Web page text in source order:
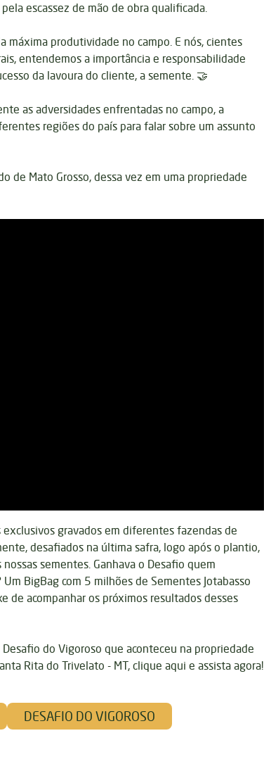
escassez de mão de obra qualificada.
máxima produtividade no campo. E nós, cientes
entendemos a importância e responsabilidade
da lavoura do cliente, a semente. 🤝
as adversidades enfrentadas no campo, a
regiões do país para falar sobre um assunto
de Mato Grosso, dessa vez em uma propriedade
gravados em diferentes fazendas de
desafiados na última safra, logo após o plantio,
sementes. Ganhava o Desafio quem
BigBag com 5 milhões de Sementes Jotabasso
de acompanhar os próximos resultados desses
do Vigoroso que aconteceu na propriedade
Rita do Trivelato - MT, clique aqui e assista agora!
DESAFIO DO VIGOROSO